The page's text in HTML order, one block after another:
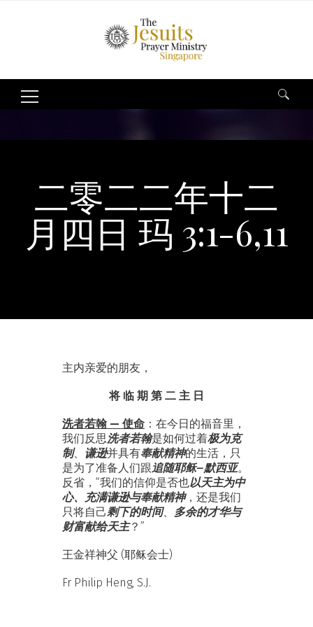
Search
二零二二年十二
月四日 玛 3:1-6,11
主内亲爱的朋友，
将 临 期 第 二 主 日
洗者若翰 — 使命 ：在今日的福音里，
我们反思洗者若翰是如何过着极为克
制、 谦逊并具有奉献精神的生活，只
是为了准备人们跟追随耶稣–默西亚。
反省，“我们的信仰是否也以天主为中
心、充满谦逊与奉献精神，还是我们
只将自己剩下的时间、
多余的才华与
财富献给天主？”
王金祥神父 (耶稣会士)
Fr Philip Heng, S.J.